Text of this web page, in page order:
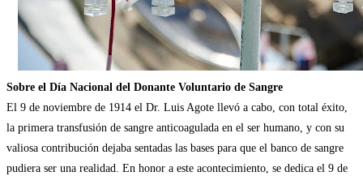
Sobre el Día Nacional del Donante Voluntario de Sangre
El 9 de noviembre de 1914 el Dr. Luis Agote llevó a cabo, con total éxito,
la primera transfusión de sangre anticoagulada en el ser humano, y con su
valiosa contribución dejaba sentadas las bases para que el banco de sangre
pudiera ser una realidad. En honor a este acontecimiento, se dedica el 9 de